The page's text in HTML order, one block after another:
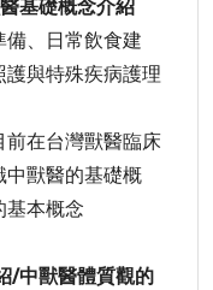
基礎概念介紹
、日常飲食建
與特殊疾病護理
在台灣獸醫臨床
中獸醫的基礎概
基本概念
/中獸醫體質觀的